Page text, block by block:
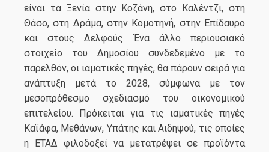
είναι τα Ξενία στην Κοζάνη, στο Καλέντζι, στη
Θάσο, στη Δράμα, στην Κομοτηνή, στην Επίδαυρο
και στους Δελφούς. Ένα άλλο περιουσιακό
στοιχείο του Δημοσίου συνδεδεμένο με το
παρελθόν, οι ιαματικές πηγές, θα πάρουν σειρά για
ανάπτυξη μετά το 2028, σύμφωνα με τον
μεσοπρόθεσμο σχεδιασμό του οικονομικού
επιτελείου. Πρόκειται για τις ιαματικές πηγές
Καϊάφα, Μεθάνων, Υπάτης και Αιδηψού, τις οποίες
η ΕΤΑΔ φιλοδοξεί να μετατρέψει σε προϊόντα